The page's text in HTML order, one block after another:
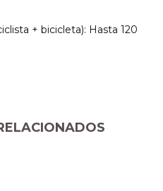
+ bicicleta): Hasta 120